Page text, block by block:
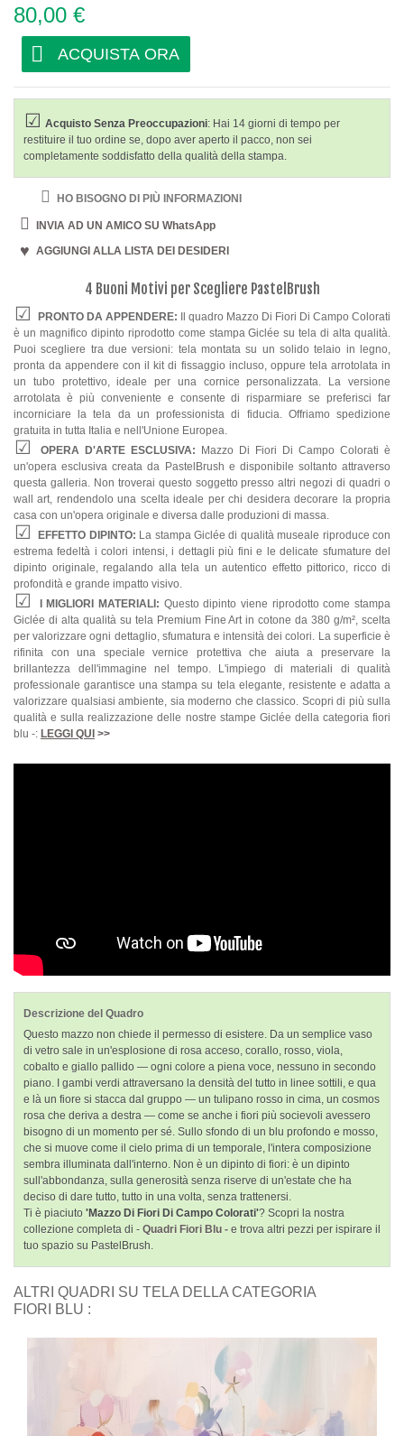
80,00 €
ACQUISTA ORA
Acquisto Senza Preoccupazioni: Hai 14 giorni di tempo per
restituire il tuo ordine se, dopo aver aperto il pacco, non sei
completamente soddisfatto della qualità della stampa.
HO BISOGNO DI PIÙ INFORMAZIONI
INVIA AD UN AMICO SU WhatsApp
AGGIUNGI ALLA LISTA DEI DESIDERI
4 Buoni Motivi per Scegliere PastelBrush
PRONTO DA APPENDERE:
Il quadro Mazzo Di Fiori Di Campo Colorati
è un magnifico dipinto riprodotto come stampa Giclée su tela di alta qualità.
Puoi scegliere tra due versioni: tela montata su un solido telaio in legno,
pronta da appendere con il kit di fissaggio incluso, oppure tela arrotolata in
un tubo protettivo, ideale per una cornice personalizzata. La versione
arrotolata è più conveniente e consente di risparmiare se preferisci far
incorniciare la tela da un professionista di fiducia. Offriamo spedizione
gratuita in tutta Italia e nell'Unione Europea.
OPERA D'ARTE ESCLUSIVA:
Mazzo Di Fiori Di Campo Colorati è
un'opera esclusiva creata da PastelBrush e disponibile soltanto attraverso
questa galleria. Non troverai questo soggetto presso altri negozi di quadri o
wall art, rendendolo una scelta ideale per chi desidera decorare la propria
casa con un'opera originale e diversa dalle produzioni di massa.
EFFETTO DIPINTO: La stampa Giclée di qualità museale riproduce con
estrema fedeltà i colori intensi, i dettagli più fini e le delicate sfumature del
dipinto originale, regalando alla tela un autentico effetto pittorico, ricco di
profondità e grande impatto visivo.
I MIGLIORI MATERIALI: Questo dipinto viene riprodotto come stampa
Giclée di alta qualità su tela Premium Fine Art in cotone da 380 g/m², scelta
per valorizzare ogni dettaglio, sfumatura e intensità dei colori. La superficie è
rifinita con una speciale vernice protettiva che aiuta a preservare la
brillantezza dell'immagine nel tempo. L'impiego di materiali di qualità
professionale garantisce una stampa su tela elegante, resistente e adatta a
valorizzare qualsiasi ambiente, sia moderno che classico. Scopri di più sulla
qualità e sulla realizzazione delle nostre stampe Giclée della categoria fiori
blu -: LEGGI QUI >>
Descrizione del Quadro
Questo mazzo non chiede il permesso di esistere. Da un semplice vaso
di vetro sale in un'esplosione di rosa acceso, corallo, rosso, viola,
cobalto e giallo pallido — ogni colore a piena voce, nessuno in secondo
piano. I gambi verdi attraversano la densità del tutto in linee sottili, e qua
e là un fiore si stacca dal gruppo — un tulipano rosso in cima, un cosmos
rosa che deriva a destra — come se anche i fiori più socievoli avessero
bisogno di un momento per sé. Sullo sfondo di un blu profondo e mosso,
che si muove come il cielo prima di un temporale, l'intera composizione
sembra illuminata dall'interno. Non è un dipinto di fiori: è un dipinto
sull'abbondanza, sulla generosità senza riserve di un'estate che ha
deciso di dare tutto, tutto in una volta, senza trattenersi.
Ti è piaciuto 'Mazzo Di Fiori Di Campo Colorati'? Scopri la nostra
collezione completa di - Quadri Fiori Blu - e trova altri pezzi per ispirare il
tuo spazio su PastelBrush.
ALTRI QUADRI SU TELA DELLA CATEGORIA
FIORI BLU :